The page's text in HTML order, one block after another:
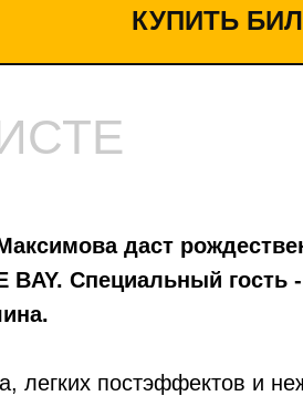
КУПИТЬ
даст
BAY. Специальный гость -
легких постэффектов и